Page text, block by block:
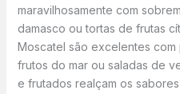
maravilhosamente com
damasco ou tortas de frutas
Moscatel são excelentes com
frutos do mar ou saladas de
e frutados realçam os